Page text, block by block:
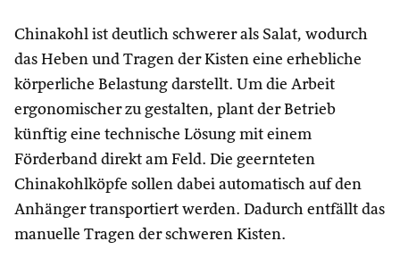
Chinakohl ist deutlich schwerer als Salat, wodurch
das Heben und Tragen der Kisten eine erhebliche
körperliche Belastung darstellt. Um die Arbeit
ergonomischer zu gestalten, plant der Betrieb
künftig eine technische Lösung mit einem
Förderband direkt am Feld. Die geernteten
Chinakohlköpfe sollen dabei automatisch auf den
Anhänger transportiert werden. Dadurch entfällt das
manuelle Tragen der schweren Kisten.